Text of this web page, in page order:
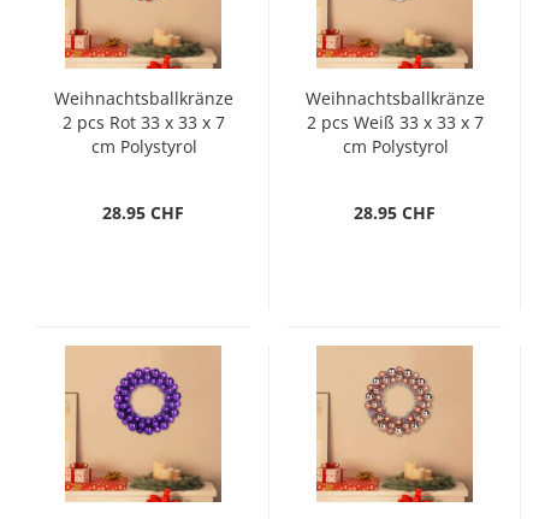
Weihnachtsballkränze
2 pcs Rot 33 x 33 x 7
cm Polystyrol
28.95 CHF
Weihnachtsballkränze
2 pcs Weiß 33 x 33 x 7
cm Polystyrol
28.95 CHF